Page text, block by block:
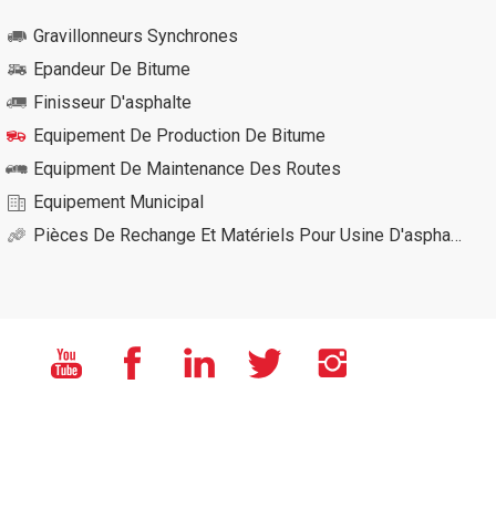
Gravillonneurs Synchrones
Epandeur De Bitume
Finisseur D'asphalte
Equipement De Production De Bitume
Equipment De Maintenance Des Routes
Equipement Municipal
Pièces De Rechange Et Matériels Pour Usine D'asphalte